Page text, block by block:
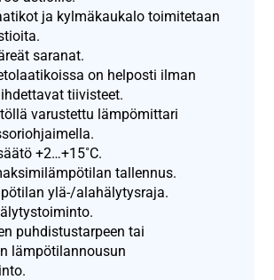
ja kylmäkaukalo toimitetaan
saranat.
on helposti ilman
tiivisteet.
varustettu lämpömittari
+2…+15˚C.
tallennus.
ylä-/alahälytysraja.
puhdistustarpeen tai
lämpötilannousun